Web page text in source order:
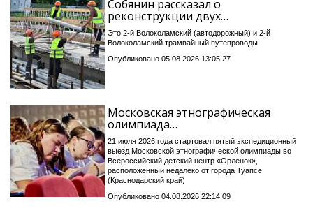
Собянин рассказал о
реконструкции двух…
Это 2-й Волоколамский (автодорожный) и 2-й
Волоколамский трамвайный путепроводы
Опубликовано 05.08.2026 13:05:27
Московская этнографическая
олимпиада…
21 июля 2026 года стартовал пятый экспедиционный
выезд Московской этнографической олимпиады во
Всероссийский детский центр «Орленок»,
расположенный недалеко от города Туапсе
(Краснодарский край)
Опубликовано 04.08.2026 22:14:09